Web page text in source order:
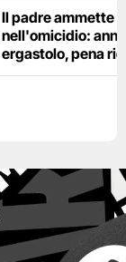
Il padre ammette
nell'omicidio:
ergastolo, pena